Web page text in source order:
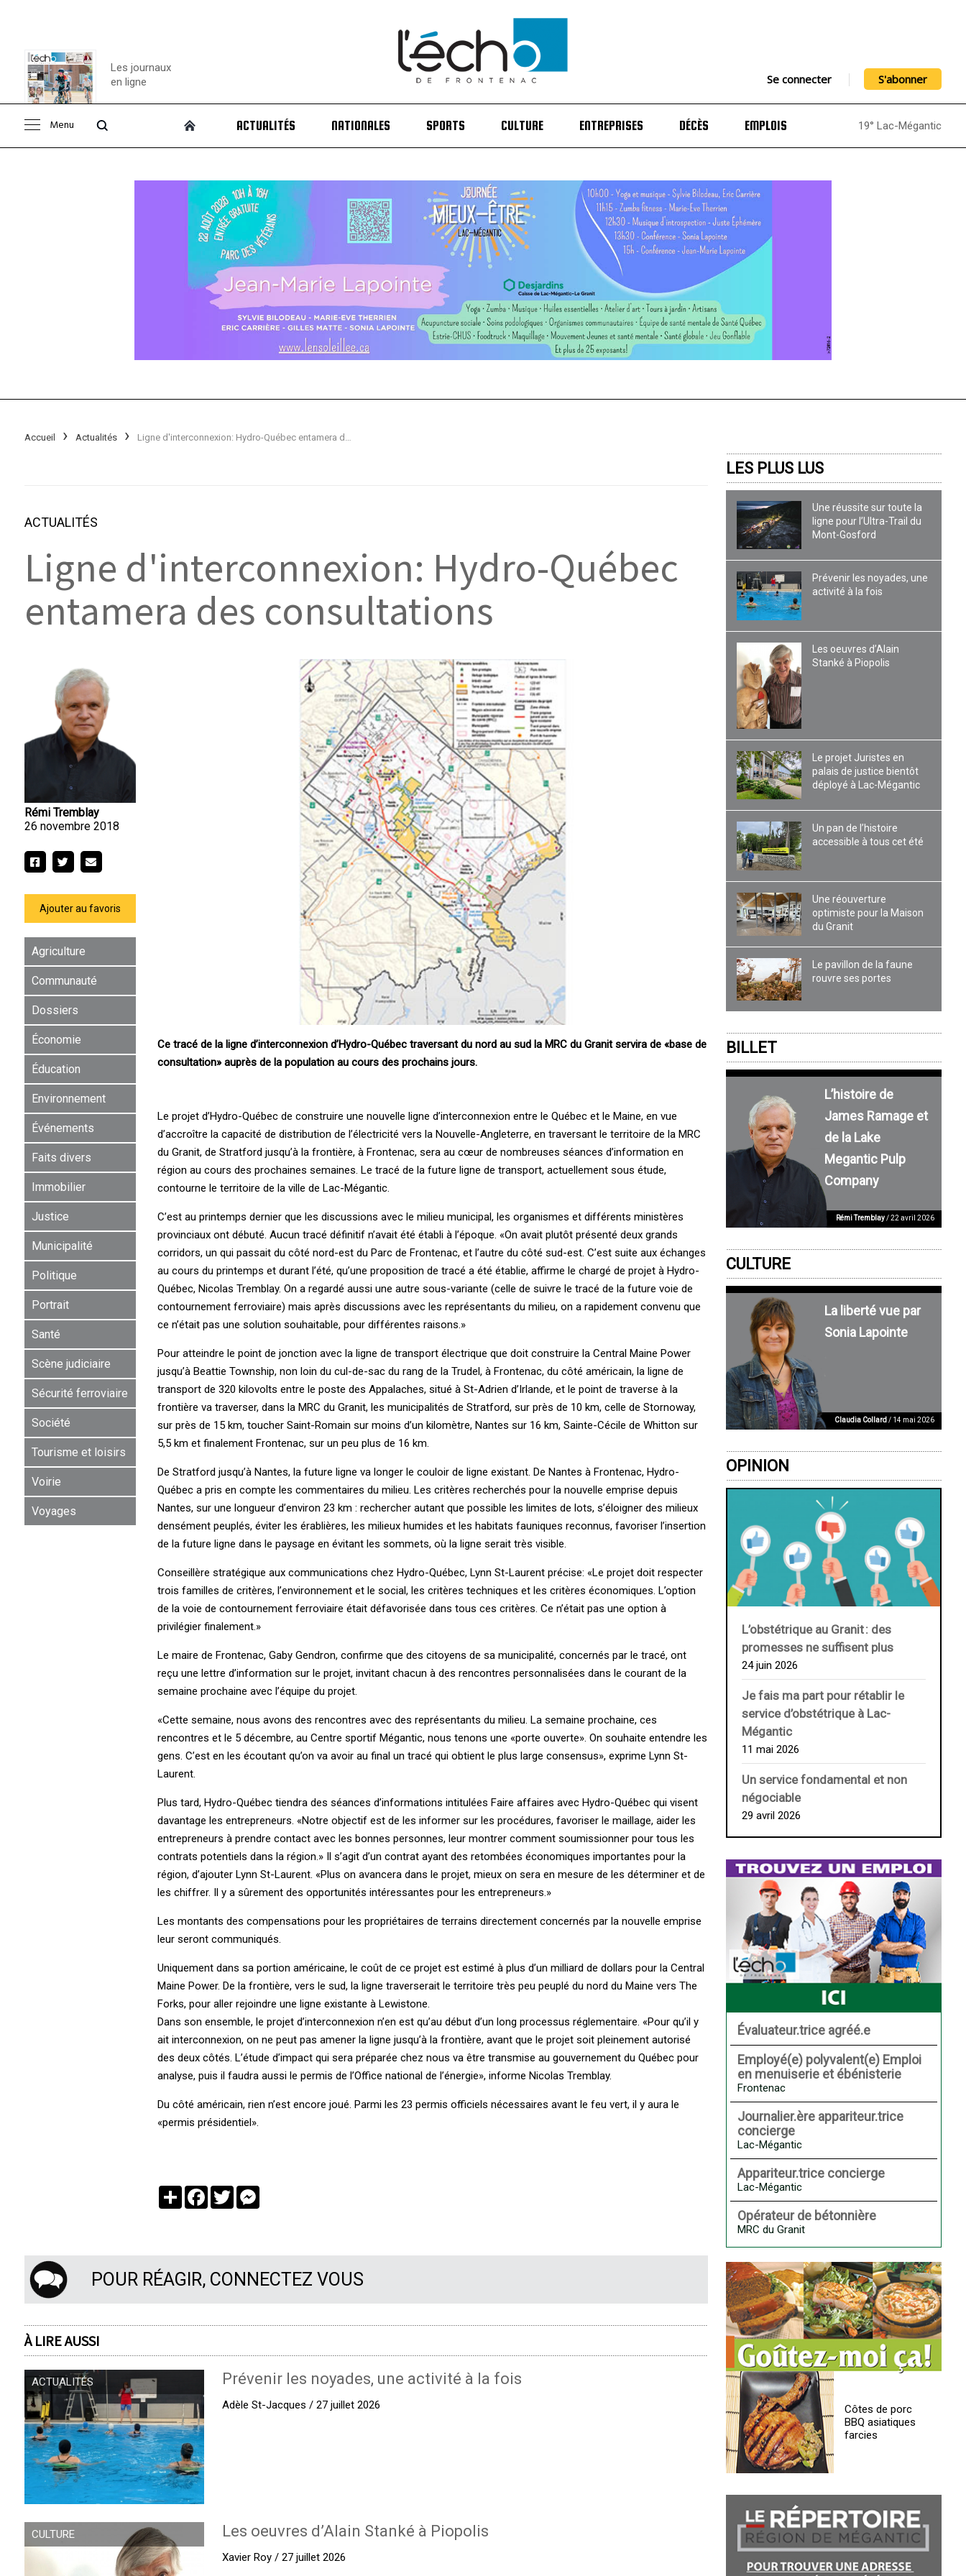
Consulter le
Les journaux
en ligne
Se connecter S'abonner
Menu ACTUALITÉS NATIONALES SPORTS CULTURE ENTREPRISES DÉCÈS EMPLOIS 19° Lac-Mégantic
Accueil Actualités
ACTUALITÉS
Ligne d'interconnexion: Hydro-Québec
entamera des consultations
Rémi Tremblay
26 novembre 2018
Ajouter au favoris
Agriculture
Communauté
Dossiers
Économie
Éducation
Environnement
Événements
Faits divers
Immobilier
Justice
Municipalité
Politique
Portrait
Santé
Scène judiciaire
Sécurité ferroviaire
Société
Tourisme et loisirs
Voirie
Voyages
Ce tracé de la ligne d’interconnexion d’Hydro-Québec traversant du nord au sud la MRC du Granit servira de «base de
consultation» auprès de la population au cours des prochains jours.
Le projet d’Hydro-Québec de construire une nouvelle ligne d’interconnexion entre le Québec et le Maine, en vue
d’accroître la capacité de distribution de l’électricité vers la Nouvelle-Angleterre, en traversant le territoire de la MRC
du Granit, de Stratford jusqu’à la frontière, à Frontenac, sera au cœur de nombreuses séances d’information en
région au cours des prochaines semaines. Le tracé de la future ligne de transport, actuellement sous étude,
contourne le territoire de la ville de Lac-Mégantic.
C’est au printemps dernier que les discussions avec le milieu municipal, les organismes et différents ministères
provinciaux ont débuté. Aucun tracé définitif n’avait été établi à l’époque. «On avait plutôt présenté deux grands
corridors, un qui passait du côté nord-est du Parc de Frontenac, et l’autre du côté sud-est. C’est suite aux échanges
au cours du printemps et durant l’été, qu’une proposition de tracé a été établie, affirme le chargé de projet à Hydro-
Québec, Nicolas Tremblay. On a regardé aussi une autre sous-variante (celle de suivre le tracé de la future voie de
contournement ferroviaire) mais après discussions avec les représentants du milieu, on a rapidement convenu que
ce n’était pas une solution souhaitable, pour différentes raisons.»
Pour atteindre le point de jonction avec la ligne de transport électrique que doit construire la Central Maine Power
jusqu’à Beattie Township, non loin du cul-de-sac du rang de la Trudel, à Frontenac, du côté américain, la ligne de
transport de 320 kilovolts entre le poste des Appalaches, situé à St-Adrien d’Irlande, et le point de traverse à la
frontière va traverser, dans la MRC du Granit, les municipalités de Stratford, sur près de 10 km, celle de Stornoway,
sur près de 15 km, toucher Saint-Romain sur moins d’un kilomètre, Nantes sur 16 km, Sainte-Cécile de Whitton sur
5,5 km et finalement Frontenac, sur un peu plus de 16 km.
De Stratford jusqu’à Nantes, la future ligne va longer le couloir de ligne existant. De Nantes à Frontenac, Hydro-
Québec a pris en compte les commentaires du milieu. Les critères recherchés pour la nouvelle emprise depuis
Nantes, sur une longueur d’environ 23 km : rechercher autant que possible les limites de lots, s’éloigner des milieux
densément peuplés, éviter les érablières, les milieux humides et les habitats fauniques reconnus, favoriser l’insertion
de la future ligne dans le paysage en évitant les sommets, où la ligne serait très visible.
Conseillère stratégique aux communications chez Hydro-Québec, Lynn St-Laurent précise: «Le projet doit respecter
trois familles de critères, l’environnement et le social, les critères techniques et les critères économiques. L’option
de la voie de contournement ferroviaire était défavorisée dans tous ces critères. Ce n’était pas une option à
privilégier finalement.»
Le maire de Frontenac, Gaby Gendron, confirme que des citoyens de sa municipalité, concernés par le tracé, ont
reçu une lettre d’information sur le projet, invitant chacun à des rencontres personnalisées dans le courant de la
semaine prochaine avec l’équipe du projet.
«Cette semaine, nous avons des rencontres avec des représentants du milieu. La semaine prochaine, ces
rencontres et le 5 décembre, au Centre sportif Mégantic, nous tenons une «porte ouverte». On souhaite entendre les
gens. C’est en les écoutant qu’on va avoir au final un tracé qui obtient le plus large consensus», exprime Lynn St-
Laurent.
Plus tard, Hydro-Québec tiendra des séances d’informations intitulées Faire affaires avec Hydro-Québec qui visent
davantage les entrepreneurs. «Notre objectif est de les informer sur les procédures, favoriser le maillage, aider les
entrepreneurs à prendre contact avec les bonnes personnes, leur montrer comment soumissionner pour tous les
contrats potentiels dans la région.» Il s’agit d’un contrat ayant des retombées économiques importantes pour la
région, d’ajouter Lynn St-Laurent. «Plus on avancera dans le projet, mieux on sera en mesure de les déterminer et de
les chiffrer. Il y a sûrement des opportunités intéressantes pour les entrepreneurs.»
Les montants des compensations pour les propriétaires de terrains directement concernés par la nouvelle emprise
leur seront communiqués.
Uniquement dans sa portion américaine, le coût de ce projet est estimé à plus d’un milliard de dollars pour la Central
Maine Power. De la frontière, vers le sud, la ligne traverserait le territoire très peu peuplé du nord du Maine vers The
Forks, pour aller rejoindre une ligne existante à Lewistone.
Dans son ensemble, le projet d’interconnexion n’en est qu’au début d’un long processus réglementaire. «Pour qu’il y
ait interconnexion, on ne peut pas amener la ligne jusqu’à la frontière, avant que le projet soit pleinement autorisé
des deux côtés. L’étude d’impact qui sera préparée chez nous va être transmise au gouvernement du Québec pour
analyse, puis il faudra aussi le permis de l’Office national de l’énergie», informe Nicolas Tremblay.
Du côté américain, rien n’est encore joué. Parmi les 23 permis officiels nécessaires avant le feu vert, il y aura le
«permis présidentiel».
PartagerFacebook
TwitterMessenger
POUR RÉAGIR, CONNECTEZ VOUS
À LIRE AUSSI
ACTUALITÉS Prévenir les noyades, une activité à la fois
Adèle St-Jacques / 27 juillet 2026
CULTURE Les oeuvres d’Alain Stanké à Piopolis
Xavier Roy / 27 juillet 2026
LES PLUS LUS
Une réussite sur toute la
ligne pour l’Ultra-Trail du
Mont-Gosford
Prévenir les noyades, une
activité à la fois
Les oeuvres d’Alain
Stanké à Piopolis
Le projet Juristes en
palais de justice bientôt
déployé à Lac-Mégantic
Un pan de l’histoire
accessible à tous cet été
Une réouverture
optimiste pour la Maison
du Granit
Le pavillon de la faune
rouvre ses portes
BILLET
L’histoire de
James Ramage et
de la Lake
Megantic Pulp
Company
Rémi Tremblay/ 22 avril 2026
CULTURE
La liberté vue par
Sonia Lapointe
Claudia Collard/ 14 mai 2026
OPINION
L’obstétrique au ­Granit : des
promesses ne suffisent plus
24 juin 2026
Je fais ma part pour rétablir le
service d’obstétrique à Lac-
Mégantic
11 mai 2026
Un service fondamental et non
négociable
29 avril 2026
Évaluateur.trice agréé.e
Employé(e) polyvalent(e) Emploi
en menuiserie et ébénisterie
Frontenac
Journalier.ère appariteur.trice
concierge
Lac-Mégantic
Appariteur.trice concierge
Lac-Mégantic
Opérateur de bétonnière
MRC du Granit
Côtes de porc
BBQ asiatiques
farcies